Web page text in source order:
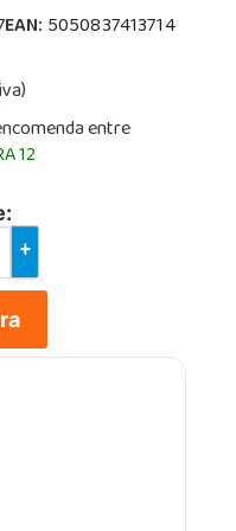
EAN:5050837413714
entre
12
+